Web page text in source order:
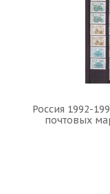
Россия 1992-
почтовых